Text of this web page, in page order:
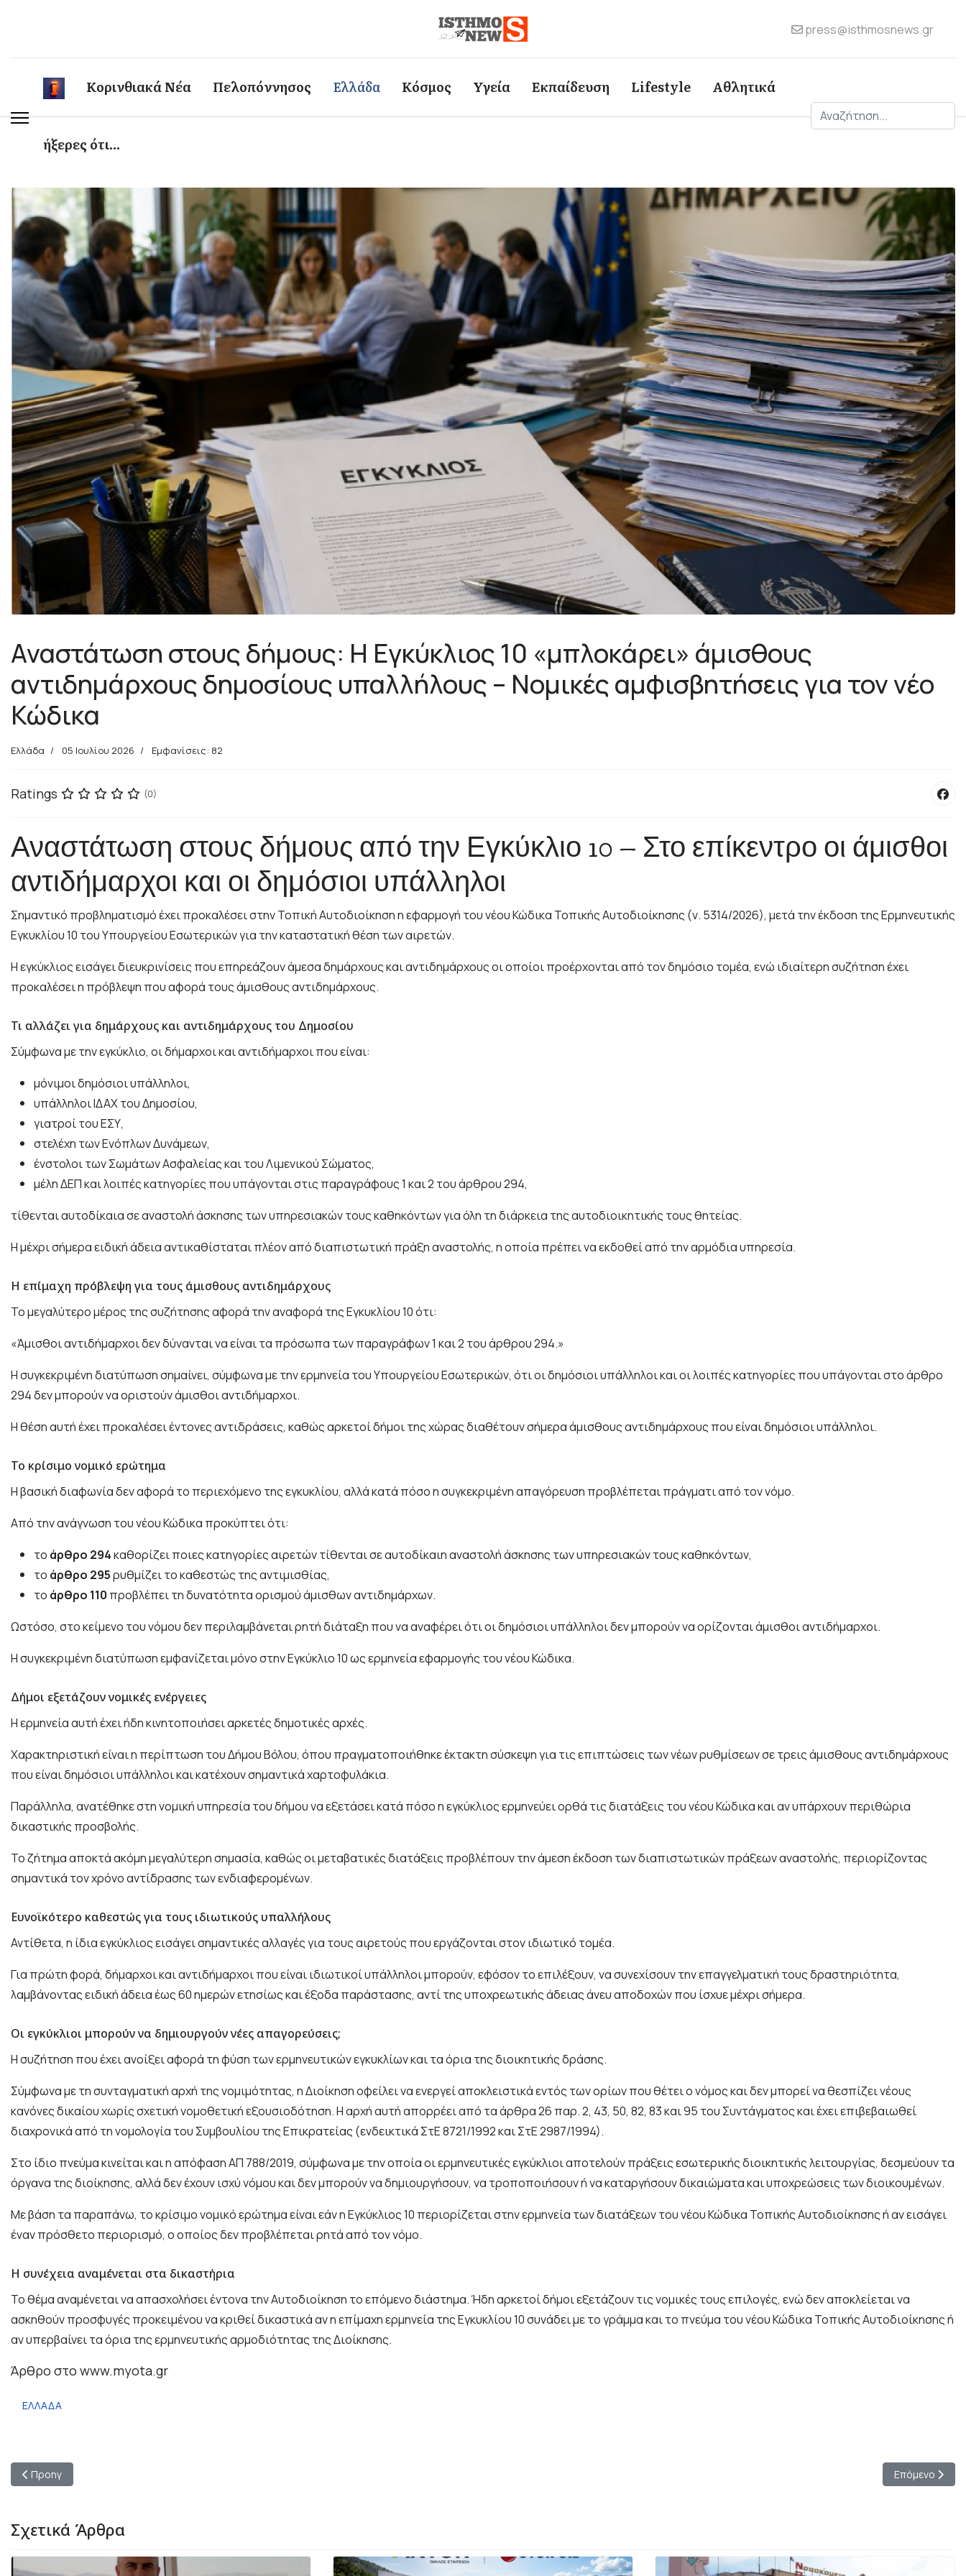
press@isthmosnews.gr
Κορινθιακά Νέα Πελοπόννησος Ελλάδα Κόσμος Υγεία Εκπαίδευση Lifestyle Αθλητικά
ήξερες ότι...
Αναζήτηση
Αναστάτωση στους δήμους: Η Εγκύκλιος 10 «μπλοκάρει» άμισθους
αντιδημάρχους δημοσίους υπαλλήλους – Νομικές αμφισβητήσεις για τον νέο
Κώδικα
Ελλάδα 05 Ιουλίου 2026 Εμφανίσεις: 82
Ratings (0)
Αναστάτωση στους δήμους από την Εγκύκλιο 10 – Στο επίκεντρο οι άμισθοι
αντιδήμαρχοι και οι δημόσιοι υπάλληλοι
Σημαντικό προβληματισμό έχει προκαλέσει στην Τοπική Αυτοδιοίκηση η εφαρμογή του νέου Κώδικα Τοπικής Αυτοδιοίκησης (ν. 5314/2026), μετά την έκδοση της Ερμηνευτικής
Εγκυκλίου 10 του Υπουργείου Εσωτερικών για την καταστατική θέση των αιρετών.
Η εγκύκλιος εισάγει διευκρινίσεις που επηρεάζουν άμεσα δημάρχους και αντιδημάρχους οι οποίοι προέρχονται από τον δημόσιο τομέα, ενώ ιδιαίτερη συζήτηση έχει
προκαλέσει η πρόβλεψη που αφορά τους άμισθους αντιδημάρχους.
Τι αλλάζει για δημάρχους και αντιδημάρχους του Δημοσίου
Σύμφωνα με την εγκύκλιο, οι δήμαρχοι και αντιδήμαρχοι που είναι:
μόνιμοι δημόσιοι υπάλληλοι,
υπάλληλοι ΙΔΑΧ του Δημοσίου,
γιατροί του ΕΣΥ,
στελέχη των Ενόπλων Δυνάμεων,
ένστολοι των Σωμάτων Ασφαλείας και του Λιμενικού Σώματος,
μέλη ΔΕΠ και λοιπές κατηγορίες που υπάγονται στις παραγράφους 1 και 2 του άρθρου 294,
τίθενται αυτοδίκαια σε αναστολή άσκησης των υπηρεσιακών τους καθηκόντων για όλη τη διάρκεια της αυτοδιοικητικής τους θητείας.
Η μέχρι σήμερα ειδική άδεια αντικαθίσταται πλέον από διαπιστωτική πράξη αναστολής, η οποία πρέπει να εκδοθεί από την αρμόδια υπηρεσία.
Η επίμαχη πρόβλεψη για τους άμισθους αντιδημάρχους
Το μεγαλύτερο μέρος της συζήτησης αφορά την αναφορά της Εγκυκλίου 10 ότι:
«Άμισθοι αντιδήμαρχοι δεν δύνανται να είναι τα πρόσωπα των παραγράφων 1 και 2 του άρθρου 294.»
Η συγκεκριμένη διατύπωση σημαίνει, σύμφωνα με την ερμηνεία του Υπουργείου Εσωτερικών, ότι οι δημόσιοι υπάλληλοι και οι λοιπές κατηγορίες που υπάγονται στο άρθρο
294 δεν μπορούν να οριστούν άμισθοι αντιδήμαρχοι.
Η θέση αυτή έχει προκαλέσει έντονες αντιδράσεις, καθώς αρκετοί δήμοι της χώρας διαθέτουν σήμερα άμισθους αντιδημάρχους που είναι δημόσιοι υπάλληλοι.
Το κρίσιμο νομικό ερώτημα
Η βασική διαφωνία δεν αφορά το περιεχόμενο της εγκυκλίου, αλλά κατά πόσο η συγκεκριμένη απαγόρευση προβλέπεται πράγματι από τον νόμο.
Από την ανάγνωση του νέου Κώδικα προκύπτει ότι:
το άρθρο 294καθορίζει ποιες κατηγορίες αιρετών τίθενται σε αυτοδίκαιη αναστολή άσκησης των υπηρεσιακών τους καθηκόντων,
το άρθρο 295ρυθμίζει το καθεστώς της αντιμισθίας,
το άρθρο 110 προβλέπει τη δυνατότητα ορισμού άμισθων αντιδημάρχων.
Ωστόσο, στο κείμενο του νόμου δεν περιλαμβάνεται ρητή διάταξη που να αναφέρει ότι οι δημόσιοι υπάλληλοι δεν μπορούν να ορίζονται άμισθοι αντιδήμαρχοι.
Η συγκεκριμένη διατύπωση εμφανίζεται μόνο στην Εγκύκλιο 10 ως ερμηνεία εφαρμογής του νέου Κώδικα.
Δήμοι εξετάζουν νομικές ενέργειες
Η ερμηνεία αυτή έχει ήδη κινητοποιήσει αρκετές δημοτικές αρχές.
Χαρακτηριστική είναι η περίπτωση του Δήμου Βόλου, όπου πραγματοποιήθηκε έκτακτη σύσκεψη για τις επιπτώσεις των νέων ρυθμίσεων σε τρεις άμισθους αντιδημάρχους
που είναι δημόσιοι υπάλληλοι και κατέχουν σημαντικά χαρτοφυλάκια.
Παράλληλα, ανατέθηκε στη νομική υπηρεσία του δήμου να εξετάσει κατά πόσο η εγκύκλιος ερμηνεύει ορθά τις διατάξεις του νέου Κώδικα και αν υπάρχουν περιθώρια
δικαστικής προσβολής.
Το ζήτημα αποκτά ακόμη μεγαλύτερη σημασία, καθώς οι μεταβατικές διατάξεις προβλέπουν την άμεση έκδοση των διαπιστωτικών πράξεων αναστολής, περιορίζοντας
σημαντικά τον χρόνο αντίδρασης των ενδιαφερομένων.
Ευνοϊκότερο καθεστώς για τους ιδιωτικούς υπαλλήλους
Αντίθετα, η ίδια εγκύκλιος εισάγει σημαντικές αλλαγές για τους αιρετούς που εργάζονται στον ιδιωτικό τομέα.
Για πρώτη φορά, δήμαρχοι και αντιδήμαρχοι που είναι ιδιωτικοί υπάλληλοι μπορούν, εφόσον το επιλέξουν, να συνεχίσουν την επαγγελματική τους δραστηριότητα,
λαμβάνοντας ειδική άδεια έως 60 ημερών ετησίως και έξοδα παράστασης, αντί της υποχρεωτικής άδειας άνευ αποδοχών που ίσχυε μέχρι σήμερα.
Οι εγκύκλιοι μπορούν να δημιουργούν νέες απαγορεύσεις;
Η συζήτηση που έχει ανοίξει αφορά τη φύση των ερμηνευτικών εγκυκλίων και τα όρια της διοικητικής δράσης.
Σύμφωνα με τη συνταγματική αρχή της νομιμότητας, η Διοίκηση οφείλει να ενεργεί αποκλειστικά εντός των ορίων που θέτει ο νόμος και δεν μπορεί να θεσπίζει νέους
κανόνες δικαίου χωρίς σχετική νομοθετική εξουσιοδότηση. Η αρχή αυτή απορρέει από τα άρθρα 26 παρ. 2, 43, 50, 82, 83 και 95 του Συντάγματος και έχει επιβεβαιωθεί
διαχρονικά από τη νομολογία του Συμβουλίου της Επικρατείας (ενδεικτικά ΣτΕ 8721/1992 και ΣτΕ 2987/1994).
Στο ίδιο πνεύμα κινείται και η απόφαση ΑΠ 788/2019, σύμφωνα με την οποία οι ερμηνευτικές εγκύκλιοι αποτελούν πράξεις εσωτερικής διοικητικής λειτουργίας, δεσμεύουν τα
όργανα της διοίκησης, αλλά δεν έχουν ισχύ νόμου και δεν μπορούν να δημιουργήσουν, να τροποποιήσουν ή να καταργήσουν δικαιώματα και υποχρεώσεις των διοικουμένων.
Με βάση τα παραπάνω, το κρίσιμο νομικό ερώτημα είναι εάν η Εγκύκλιος 10 περιορίζεται στην ερμηνεία των διατάξεων του νέου Κώδικα Τοπικής Αυτοδιοίκησης ή αν εισάγει
έναν πρόσθετο περιορισμό, ο οποίος δεν προβλέπεται ρητά από τον νόμο.
Η συνέχεια αναμένεται στα δικαστήρια
Το θέμα αναμένεται να απασχολήσει έντονα την Αυτοδιοίκηση το επόμενο διάστημα. Ήδη αρκετοί δήμοι εξετάζουν τις νομικές τους επιλογές, ενώ δεν αποκλείεται να
ασκηθούν προσφυγές προκειμένου να κριθεί δικαστικά αν η επίμαχη ερμηνεία της Εγκυκλίου 10 συνάδει με το γράμμα και το πνεύμα του νέου Κώδικα Τοπικής Αυτοδιοίκησης ή
αν υπερβαίνει τα όρια της ερμηνευτικής αρμοδιότητας της Διοίκησης.
Άρθρο στο www.myota.gr
ΕΛΛΑΔΑ
Προηγούμενο άρθρο: Κυριάκος Μητσοτάκης: «Δεν θα κάνουμε πίσω απέναντι στη βία» – Τα μέτρα για ακρίβεια, υγεία, αγρότες και Αυτοδιοίκηση
Προηγ Επόμενο
Επόμενο
Σχετικά Άρθρα